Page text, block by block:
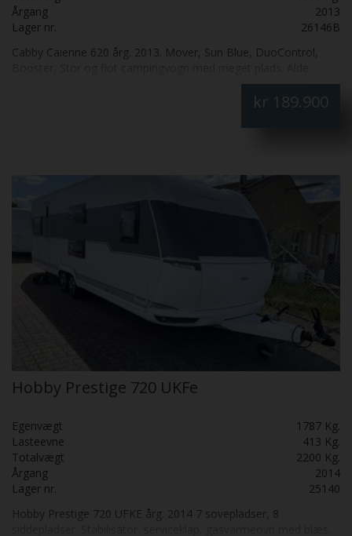
Årgang
2013
Lager nr.
26146B
Cabby Caienne 620 årg. 2013. Mover, Sun Blue, DuoControl,
centralvarme, vandbåren gulvvarme, dobbeltseng og stor
rundsiddegruppe, serviceklap.lækker Campingvvogn med meget
kr 189.900
Hobby Prestige 720 UKFe
Egenvægt
1787 Kg.
Lasteevne
413 Kg.
Totalvægt
2200 Kg.
Årgang
2014
Lager nr.
25140
Hobby Prestige 720 UFKE årg. 2014 7 sovepladser, 8